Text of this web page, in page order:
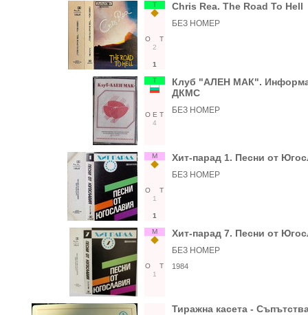
Т
О
Т
2
1
Chris Rea. The Road To Hell
БЕЗ НОМЕР
Т
О Е Т
4
Клуб "АЛЕН МАК".
ДКМС
БЕЗ НОМЕР
М
О
Т
1
1
Хит-парад 1. Песни от
БЕЗ НОМЕР
М
О
Т
1
Хит-парад 7. Песни от
БЕЗ НОМЕР
1984
Тиражна касета -